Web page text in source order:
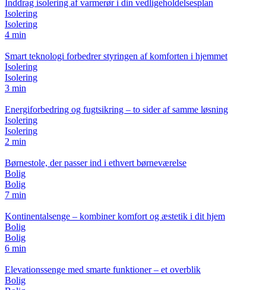
Inddrag isolering af varmerør i din vedligeholdelsesplan
Isolering
Isolering
4 min
Smart teknologi forbedrer styringen af komforten i hjemmet
Isolering
Isolering
3 min
Energiforbedring og fugtsikring – to sider af samme løsning
Isolering
Isolering
2 min
Børnestole, der passer ind i ethvert børneværelse
Bolig
Bolig
7 min
Kontinentalsenge – kombiner komfort og æstetik i dit hjem
Bolig
Bolig
6 min
Elevationssenge med smarte funktioner – et overblik
Bolig